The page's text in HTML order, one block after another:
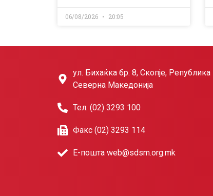
06/08/2026 20:05
ул. Бихаќка бр. 8, Скопје, Република
Северна Македонија
Тел. (02) 3293 100
Факс (02) 3293 114
Е-пошта web@sdsm.org.mk